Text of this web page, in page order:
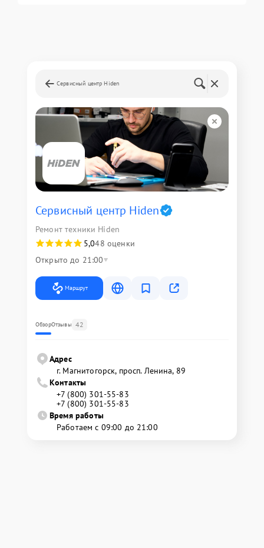
Сервисный центр Hiden
Сервисный центр Hiden
Ремонт техники Hiden
5,048 оценки
Открыто до 21:00
Маршрут
ОбзорОтзывы 42
Адрес
г. Магнитогорск, просп. Ленина, 89
Контакты
+7 (800) 301-55-83
+7 (800) 301-55-83
Время работы
Работаем с 09:00 до 21:00